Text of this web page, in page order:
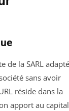
de la SARL
sans avoir
réside dans la
apport au capital